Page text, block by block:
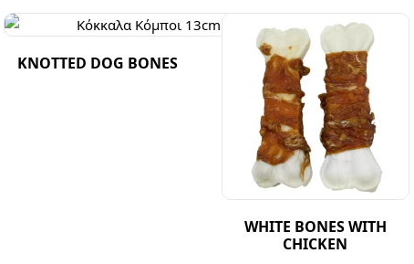
KNOTTED DOG BONES
WHITE BONES WITH
CHICKEN